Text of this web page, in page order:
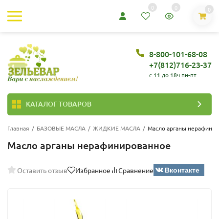
0 0 0
8-800-101-68-08
+7(812)716-23-37
c 11 до 18ч пн-пт
КАТАЛОГ ТОВАРОВ
Главная / БАЗОВЫЕ МАСЛА / ЖИДКИЕ МАСЛА / Масло арганы
Масло арганы нерафинированное
Оставить отзыв Избранное Сравнение Вконтакте